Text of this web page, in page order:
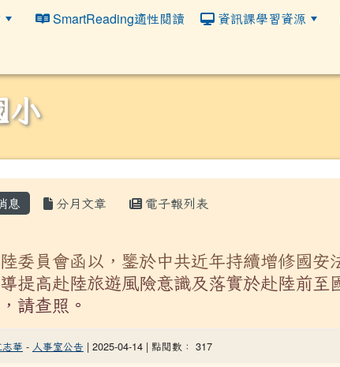
SmartReading適性閱讀 資訊課學習資源
小
息 分月文章 電子報列表
委員會函以，鑒於中共近年持續增修國
提高赴陸旅遊風險意識及落實於赴陸前
請查照。
志華 - 人事室公告 | 2025-04-14 | 點閱數： 317